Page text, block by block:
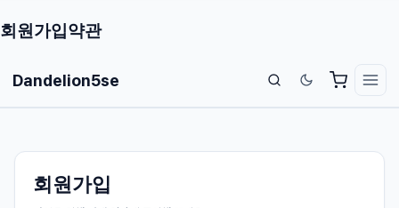
회원가입약관
Dandelion5se
회원가입